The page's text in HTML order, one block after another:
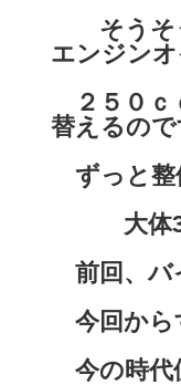
そうそう
エンジン
２５０ｃ
替えるの
ずっと整
大体3万
前回、バ
今回から
今の時代